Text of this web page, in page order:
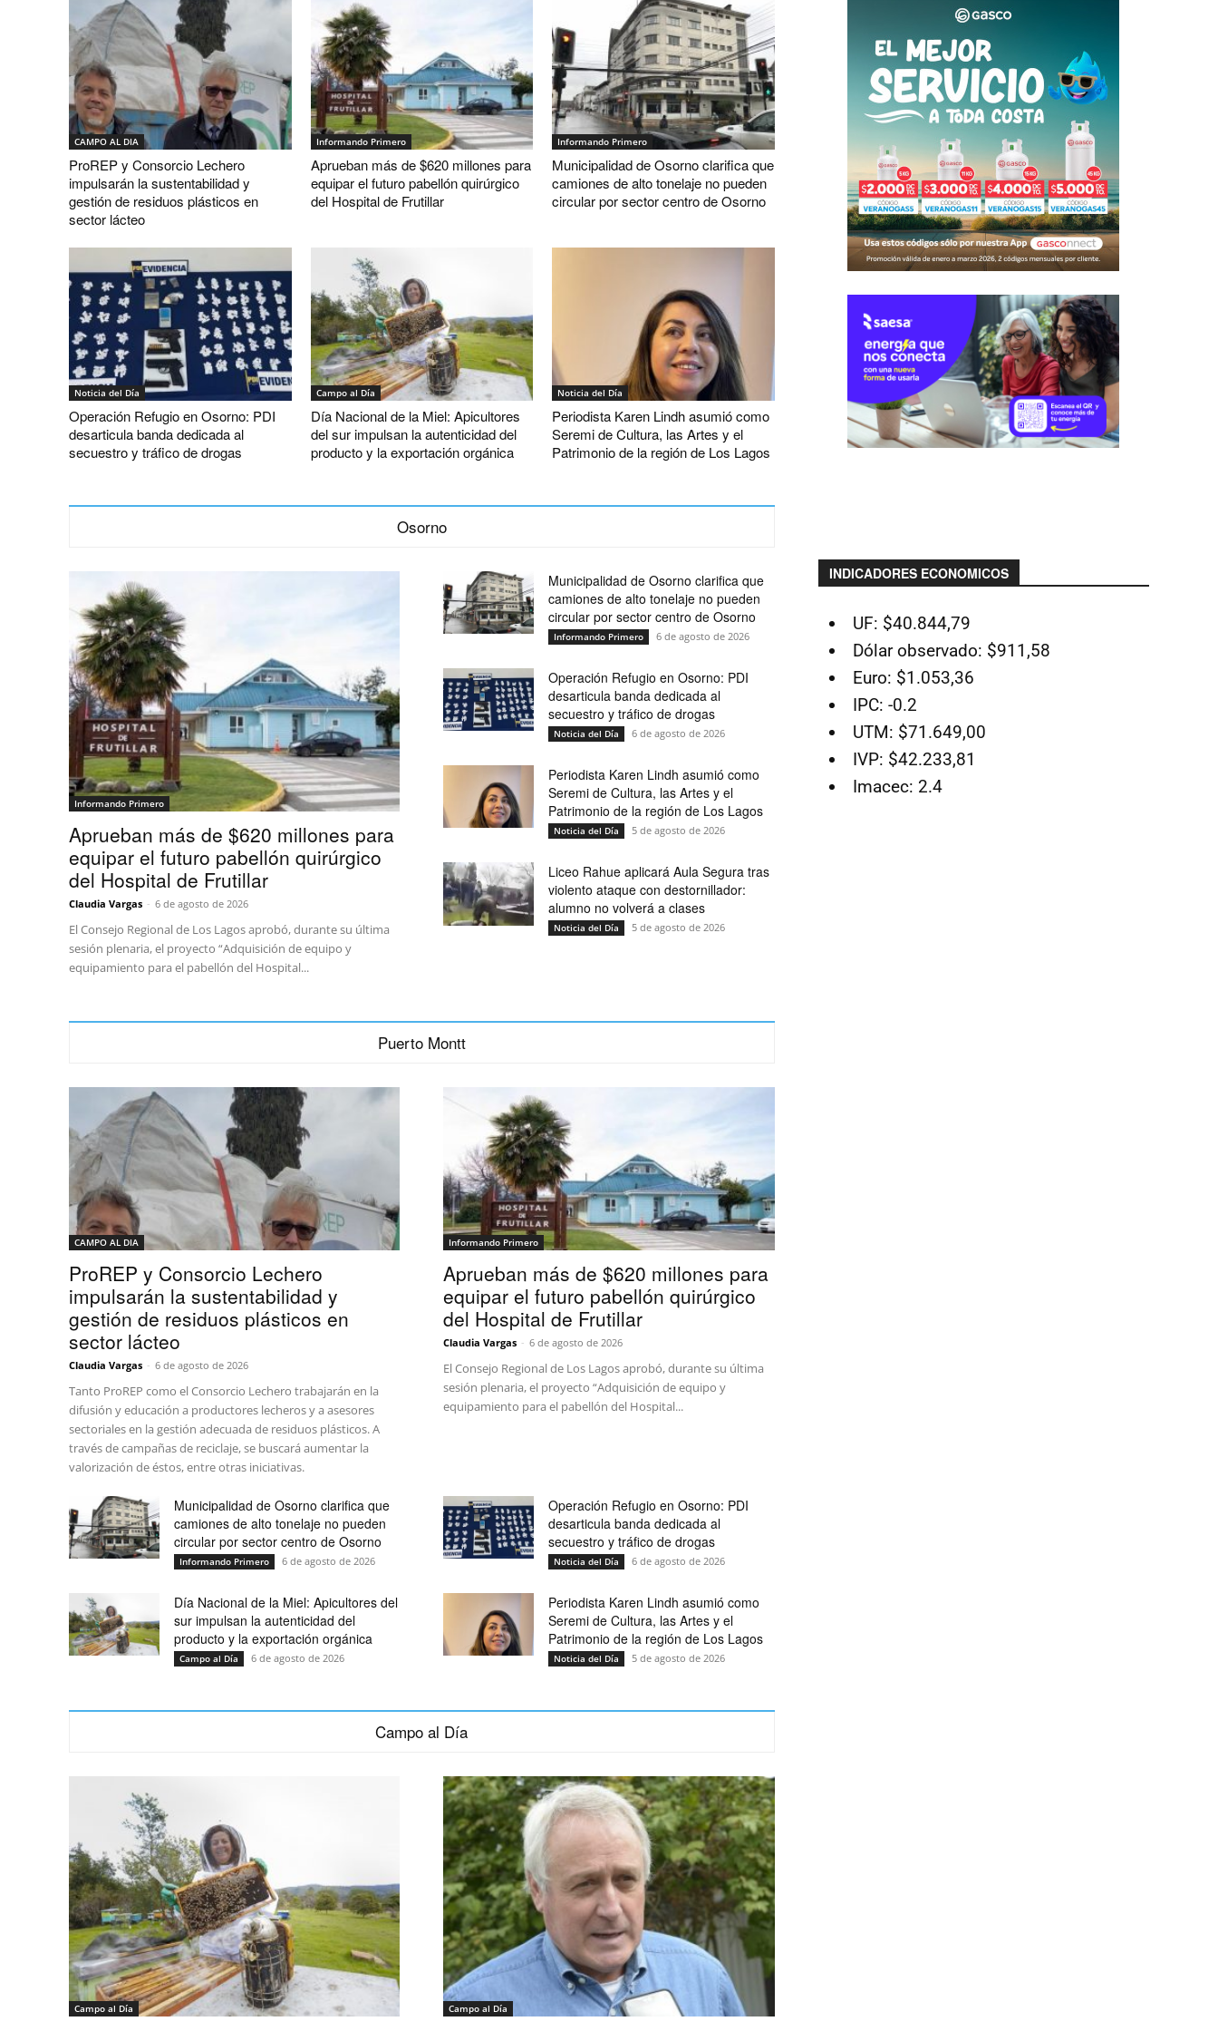
CAMPO AL DIA
ProREP y Consorcio Lechero
impulsarán la sustentabilidad y
gestión de residuos plásticos en
sector lácteo
Informando Primero
Aprueban más de $620 millones para
equipar el futuro pabellón quirúrgico
del Hospital de Frutillar
Informando Primero
Municipalidad de Osorno clarifica que
camiones de alto tonelaje no pueden
circular por sector centro de Osorno
Noticia del Día
Operación Refugio en Osorno: PDI
desarticula banda dedicada al
secuestro y tráfico de drogas
Campo al Día
Día Nacional de la Miel: Apicultores
del sur impulsan la autenticidad del
producto y la exportación orgánica
Noticia del Día
Periodista Karen Lindh asumió como
Seremi de Cultura, las Artes y el
Patrimonio de la región de Los Lagos
Osorno
Informando Primero
Aprueban más de $620 millones para
equipar el futuro pabellón quirúrgico
del Hospital de Frutillar
Claudia Vargas - 6 de agosto de 2026
El Consejo Regional de Los Lagos aprobó, durante su última
sesión plenaria, el proyecto “Adquisición de equipo y
equipamiento para el pabellón del Hospital...
Municipalidad de Osorno clarifica que
camiones de alto tonelaje no pueden
circular por sector centro de Osorno
Informando Primero 6 de agosto de 2026
Operación Refugio en Osorno: PDI
desarticula banda dedicada al
secuestro y tráfico de drogas
Noticia del Día 6 de agosto de 2026
Periodista Karen Lindh asumió como
Seremi de Cultura, las Artes y el
Patrimonio de la región de Los Lagos
Noticia del Día 5 de agosto de 2026
Liceo Rahue aplicará Aula Segura tras
violento ataque con destornillador:
alumno no volverá a clases
Noticia del Día 5 de agosto de 2026
Puerto Montt
CAMPO AL DIA
ProREP y Consorcio Lechero
impulsarán la sustentabilidad y
gestión de residuos plásticos en
sector lácteo
Claudia Vargas - 6 de agosto de 2026
Tanto ProREP como el Consorcio Lechero trabajarán en la
difusión y educación a productores lecheros y a asesores
sectoriales en la gestión adecuada de residuos plásticos. A
través de campañas de reciclaje, se buscará aumentar la
valorización de éstos, entre otras iniciativas.
Informando Primero
Aprueban más de $620 millones para
equipar el futuro pabellón quirúrgico
del Hospital de Frutillar
Claudia Vargas - 6 de agosto de 2026
El Consejo Regional de Los Lagos aprobó, durante su última
sesión plenaria, el proyecto “Adquisición de equipo y
equipamiento para el pabellón del Hospital...
Municipalidad de Osorno clarifica que
camiones de alto tonelaje no pueden
circular por sector centro de Osorno
Informando Primero 6 de agosto de 2026
Operación Refugio en Osorno: PDI
desarticula banda dedicada al
secuestro y tráfico de drogas
Noticia del Día 6 de agosto de 2026
Día Nacional de la Miel: Apicultores del
sur impulsan la autenticidad del
producto y la exportación orgánica
Campo al Día 6 de agosto de 2026
Periodista Karen Lindh asumió como
Seremi de Cultura, las Artes y el
Patrimonio de la región de Los Lagos
Noticia del Día 5 de agosto de 2026
Campo al Día
Campo al Día Campo al Día
INDICADORES ECONOMICOS
UF: $40.844,79
Dólar observado: $911,58
Euro: $1.053,36
IPC: -0.2
UTM: $71.649,00
IVP: $42.233,81
Imacec: 2.4